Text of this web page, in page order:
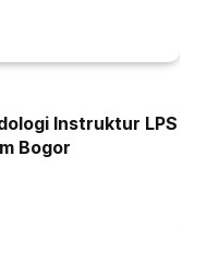
Instruktur LPS
Bogor